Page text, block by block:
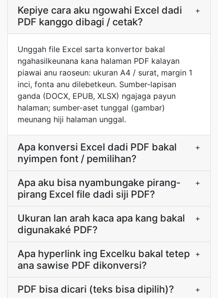
Kepiye cara aku ngowahi Excel dadi
PDF kanggo dibagi / cetak?
+
Unggah file Excel sarta konvertor bakal
ngahasilkeunana kana halaman PDF kalayan
piawai anu raoseun: ukuran A4 / surat, margin 1
inci, fonta anu dilebetkeun. Sumber-lapisan
ganda (DOCX, EPUB, XLSX) ngajaga payun
halaman; sumber-aset tunggal (gambar)
meunang hiji halaman unggal.
Apa konversi Excel dadi PDF bakal
nyimpen font / pemilihan?
+
Apa aku bisa nyambungake pirang-
pirang Excel file dadi siji PDF?
+
Ukuran lan arah kaca apa kang bakal
digunakaké PDF?
+
Apa hyperlink ing Excelku bakal tetep
ana sawise PDF dikonversi?
+
PDF bisa dicari (teks bisa dipilih)? +